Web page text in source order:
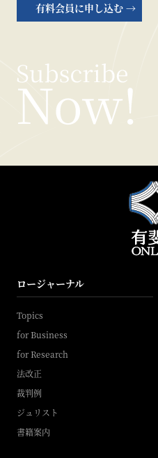
有料会員に申し込む →
ロージャーナル
Topics
for Business
for Research
法改正
裁判例
ジュリスト
書籍案内